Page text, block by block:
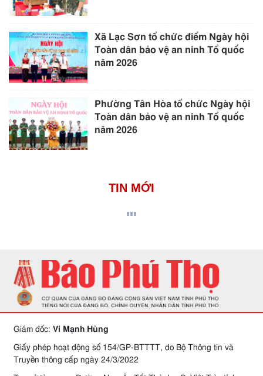
Xã Lạc Sơn tổ chức điểm Ngày hội
Toàn dân bảo vệ an ninh Tổ quốc
năm 2026
Phường Tân Hòa tổ chức Ngày hội
Toàn dân bảo vệ an ninh Tổ quốc
năm 2026
TIN MỚI
Giám đốc: Vi Mạnh Hùng
Giấy phép hoạt động số 154/GP-BTTTT, do Bộ Thông tin và
Truyền thông cấp ngày 24/3/2022